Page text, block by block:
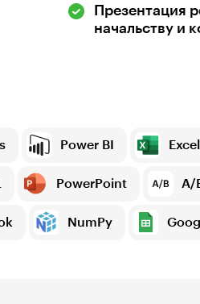
Презентация
начальству и
Power BI Excel
PowerPoint A/
NumPy